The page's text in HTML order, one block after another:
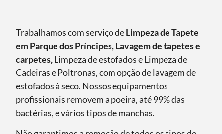
Trabalhamos com serviço deLimpeza de Tapete
em Parque dos Príncipes, Lavagem de tapetes e
carpetes,Limpeza de estofados e Limpeza de
Cadeiras e Poltronas, com opção de lavagem de
estofados à seco. Nossos equipamentos
profissionais removem a poeira, até 99% das
bactérias, e vários tipos de manchas.